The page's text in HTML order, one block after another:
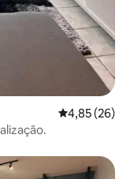
4,85 de uma
4,85 (26)